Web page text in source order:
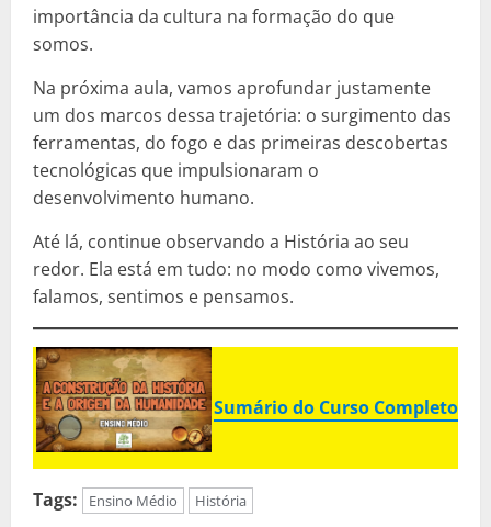
importância da cultura na formação do que
somos.
Na próxima aula, vamos aprofundar justamente
um dos marcos dessa trajetória: o surgimento das
ferramentas, do fogo e das primeiras descobertas
tecnológicas que impulsionaram o
desenvolvimento humano.
Até lá, continue observando a História ao seu
redor. Ela está em tudo: no modo como vivemos,
falamos, sentimos e pensamos.
Sumário do Curso Completo
Tags: Ensino Médio História